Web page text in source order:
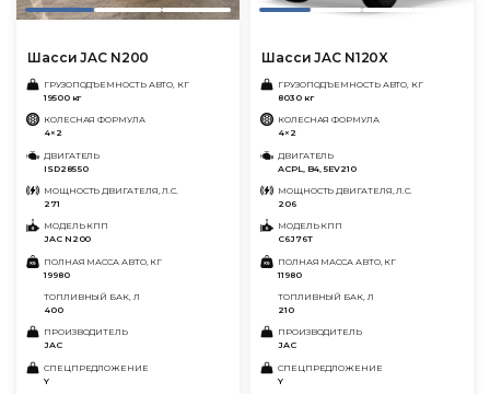
Шасси JAC N200
ГРУЗОПОДЪЕМНОСТЬ АВТО, КГ
19500 кг
КОЛЕСНАЯ ФОРМУЛА
4×2
ДВИГАТЕЛЬ
ISD285 50
МОЩНОСТЬ ДВИГАТЕЛЯ, Л.С.
271
МОДЕЛЬ КПП
JAC N200
ПОЛНАЯ МАССА АВТО, КГ
19980
ТОПЛИВНЫЙ БАК, Л
400
ПРОИЗВОДИТЕЛЬ
JAC
СПЕЦПРЕДЛОЖЕНИЕ
Y
Шасси JAC N120X
ГРУЗОПОДЪЕМНОСТЬ АВТО, КГ
8030 кг
КОЛЕСНАЯ ФОРМУЛА
4×2
ДВИГАТЕЛЬ
ACPL, B4, 5EV210
МОЩНОСТЬ ДВИГАТЕЛЯ, Л.С.
206
МОДЕЛЬ КПП
C6J76T
ПОЛНАЯ МАССА АВТО, КГ
11980
ТОПЛИВНЫЙ БАК, Л
210
ПРОИЗВОДИТЕЛЬ
JAC
СПЕЦПРЕДЛОЖЕНИЕ
Y